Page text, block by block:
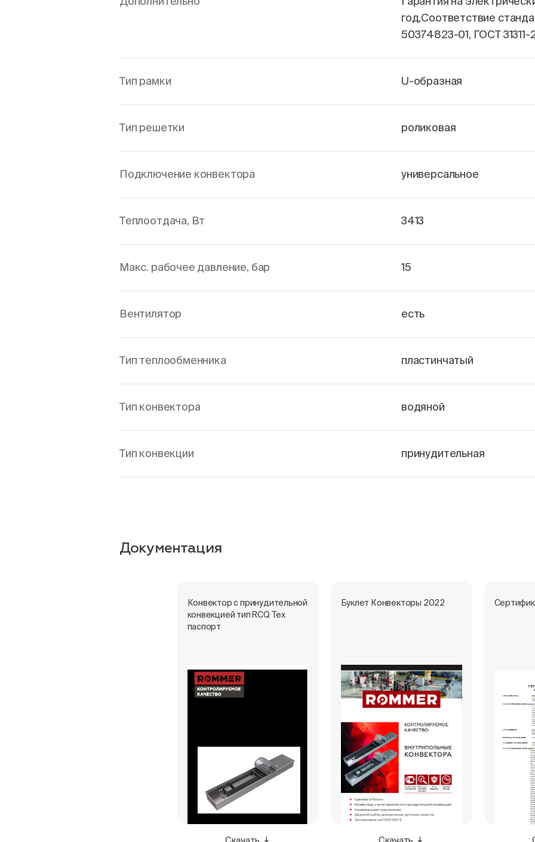
год,Соответствие
50374823-01, ГОСТ 31311-
Тип рамки U-образная
Тип решетки роликовая
Подключение конвектора универсальное
Теплоотдача, Вт 3413
Макс. рабочее давление, бар 15
Вентилятор есть
Тип теплообменника пластинчатый
Тип конвектора водяной
Тип конвекции принудительная
Документация
Конвектор с принудительной
конвекцией тип RCQ Тех
паспорт
Буклет Конвекторы 2022